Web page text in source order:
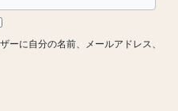
ーに自分の名前、メールアドレス、